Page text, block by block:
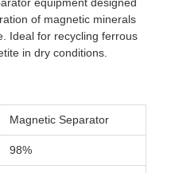
of magnetic minerals
Ideal for recycling ferrous
in dry conditions.
Magnetic Separator
98%